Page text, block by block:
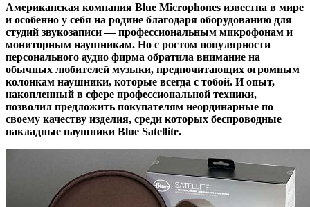
Американская компания Blue Microphones известна в мире
и особенно у себя на родине благодаря оборудованию для
студий звукозаписи — профессиональным микрофонам и
мониторным наушникам. Но с ростом популярности
персонального аудио фирма обратила внимание на
обычных любителей музыки, предпочитающих огромным
колонкам наушники, которые всегда с тобой. И опыт,
накопленный в сфере профессиональной техники,
позволил предложить покупателям неординарные по
своему качеству изделия, среди которых беспроводные
накладные наушники Blue Satellite.